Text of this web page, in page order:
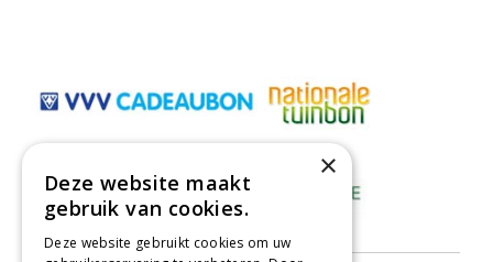
×
Deze website maakt
gebruik van cookies.
Deze website gebruikt cookies om uw